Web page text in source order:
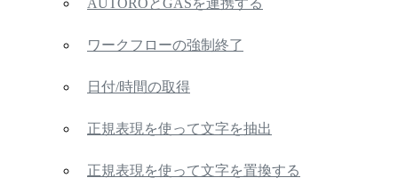
AUTOROとGASを連携する
ワークフローの強制終了
日付/時間の取得
正規表現を使って文字を抽出
正規表現を使って文字を置換する